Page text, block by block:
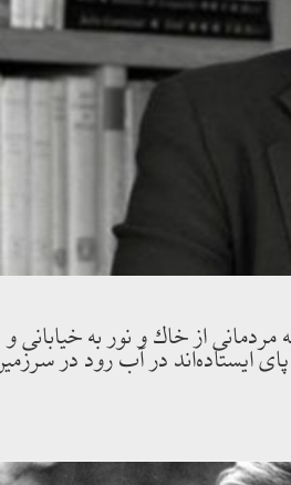
از خاك و نور به خيابانى
ايستاده‌اند در آب رود در